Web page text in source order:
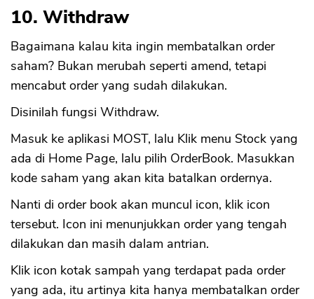
10. Withdraw
Bagaimana kalau kita ingin membatalkan order
saham? Bukan merubah seperti amend, tetapi
mencabut order yang sudah dilakukan.
Disinilah fungsi Withdraw.
Masuk ke aplikasi MOST, lalu Klik menu Stock yang
ada di Home Page, lalu pilih OrderBook. Masukkan
kode saham yang akan kita batalkan ordernya.
Nanti di order book akan muncul icon, klik icon
tersebut. Icon ini menunjukkan order yang tengah
dilakukan dan masih dalam antrian.
Klik icon kotak sampah yang terdapat pada order
yang ada, itu artinya kita hanya membatalkan order